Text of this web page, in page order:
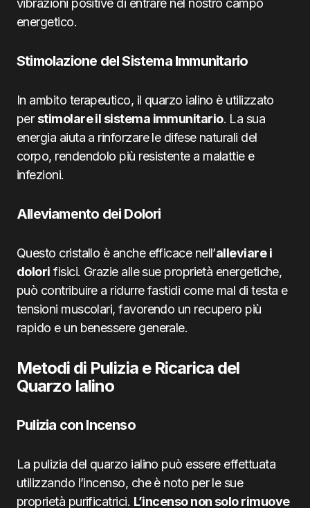
vibrazioni positive di entrare nel nostro campo
energetico.
Stimolazione del Sistema Immunitario
In ambito terapeutico, il quarzo ialino è utilizzato
per stimolare il sistema immunitario. La sua
energia aiuta a rinforzare le difese naturali del
corpo, rendendolo più resistente a malattie e
infezioni.
Alleviamento dei Dolori
Questo cristallo è anche efficace nell’alleviare i
dolori fisici. Grazie alle sue proprietà energetiche,
può contribuire a ridurre fastidi come mal di testa e
tensioni muscolari, favorendo un recupero più
rapido e un benessere generale.
Metodi di Pulizia e Ricarica del
Quarzo Ialino
Pulizia con Incenso
La pulizia del quarzo ialino può essere effettuata
utilizzando l’incenso, che è noto per le sue
proprietà purificatrici. L’incenso non solo rimuove